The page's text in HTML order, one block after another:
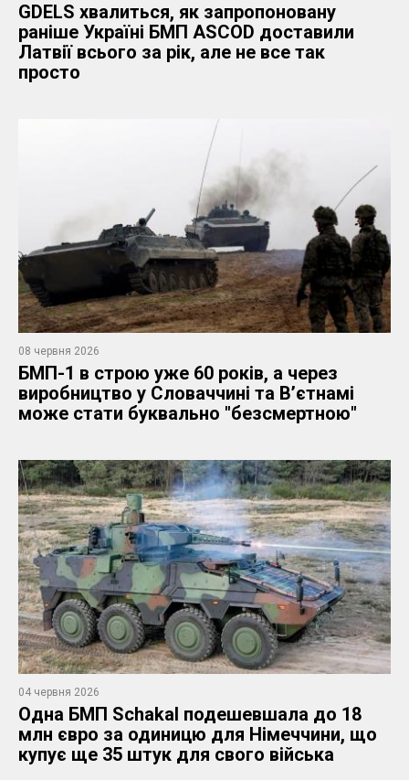
GDELS хвалиться, як запропоновану
раніше Україні БМП ASCOD доставили
Латвії всього за рік, але не все так
просто
08 червня 2026
БМП-1 в строю уже 60 років, а через
виробництво у Словаччині та Вʼєтнамі
може стати буквально "безсмертною"
04 червня 2026
Одна БМП Schakal подешевшала до 18
млн євро за одиницю для Німеччини, що
купує ще 35 штук для свого війська